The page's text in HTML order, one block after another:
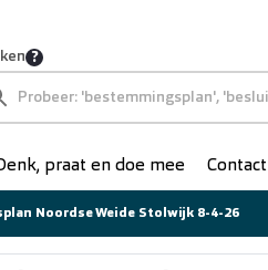
praat en doe mee Contact
Noordse Weide Stolwijk 8-4-26